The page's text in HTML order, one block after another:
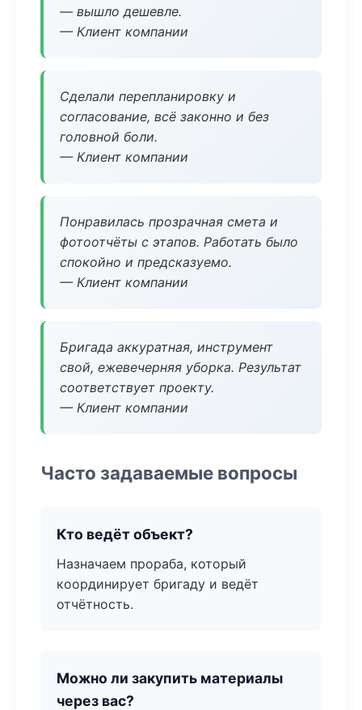
— вышло дешевле.
— Клиент компании
Сделали перепланировку и
согласование, всё законно и без
головной боли.
— Клиент компании
Понравилась прозрачная смета и
фотоотчёты с этапов. Работать было
спокойно и предсказуемо.
— Клиент компании
Бригада аккуратная, инструмент
свой, ежевечерняя уборка. Результат
соответствует проекту.
— Клиент компании
Часто задаваемые вопросы
Кто ведёт объект?
Назначаем прораба, который
координирует бригаду и ведёт
отчётность.
Можно ли закупить материалы
через вас?